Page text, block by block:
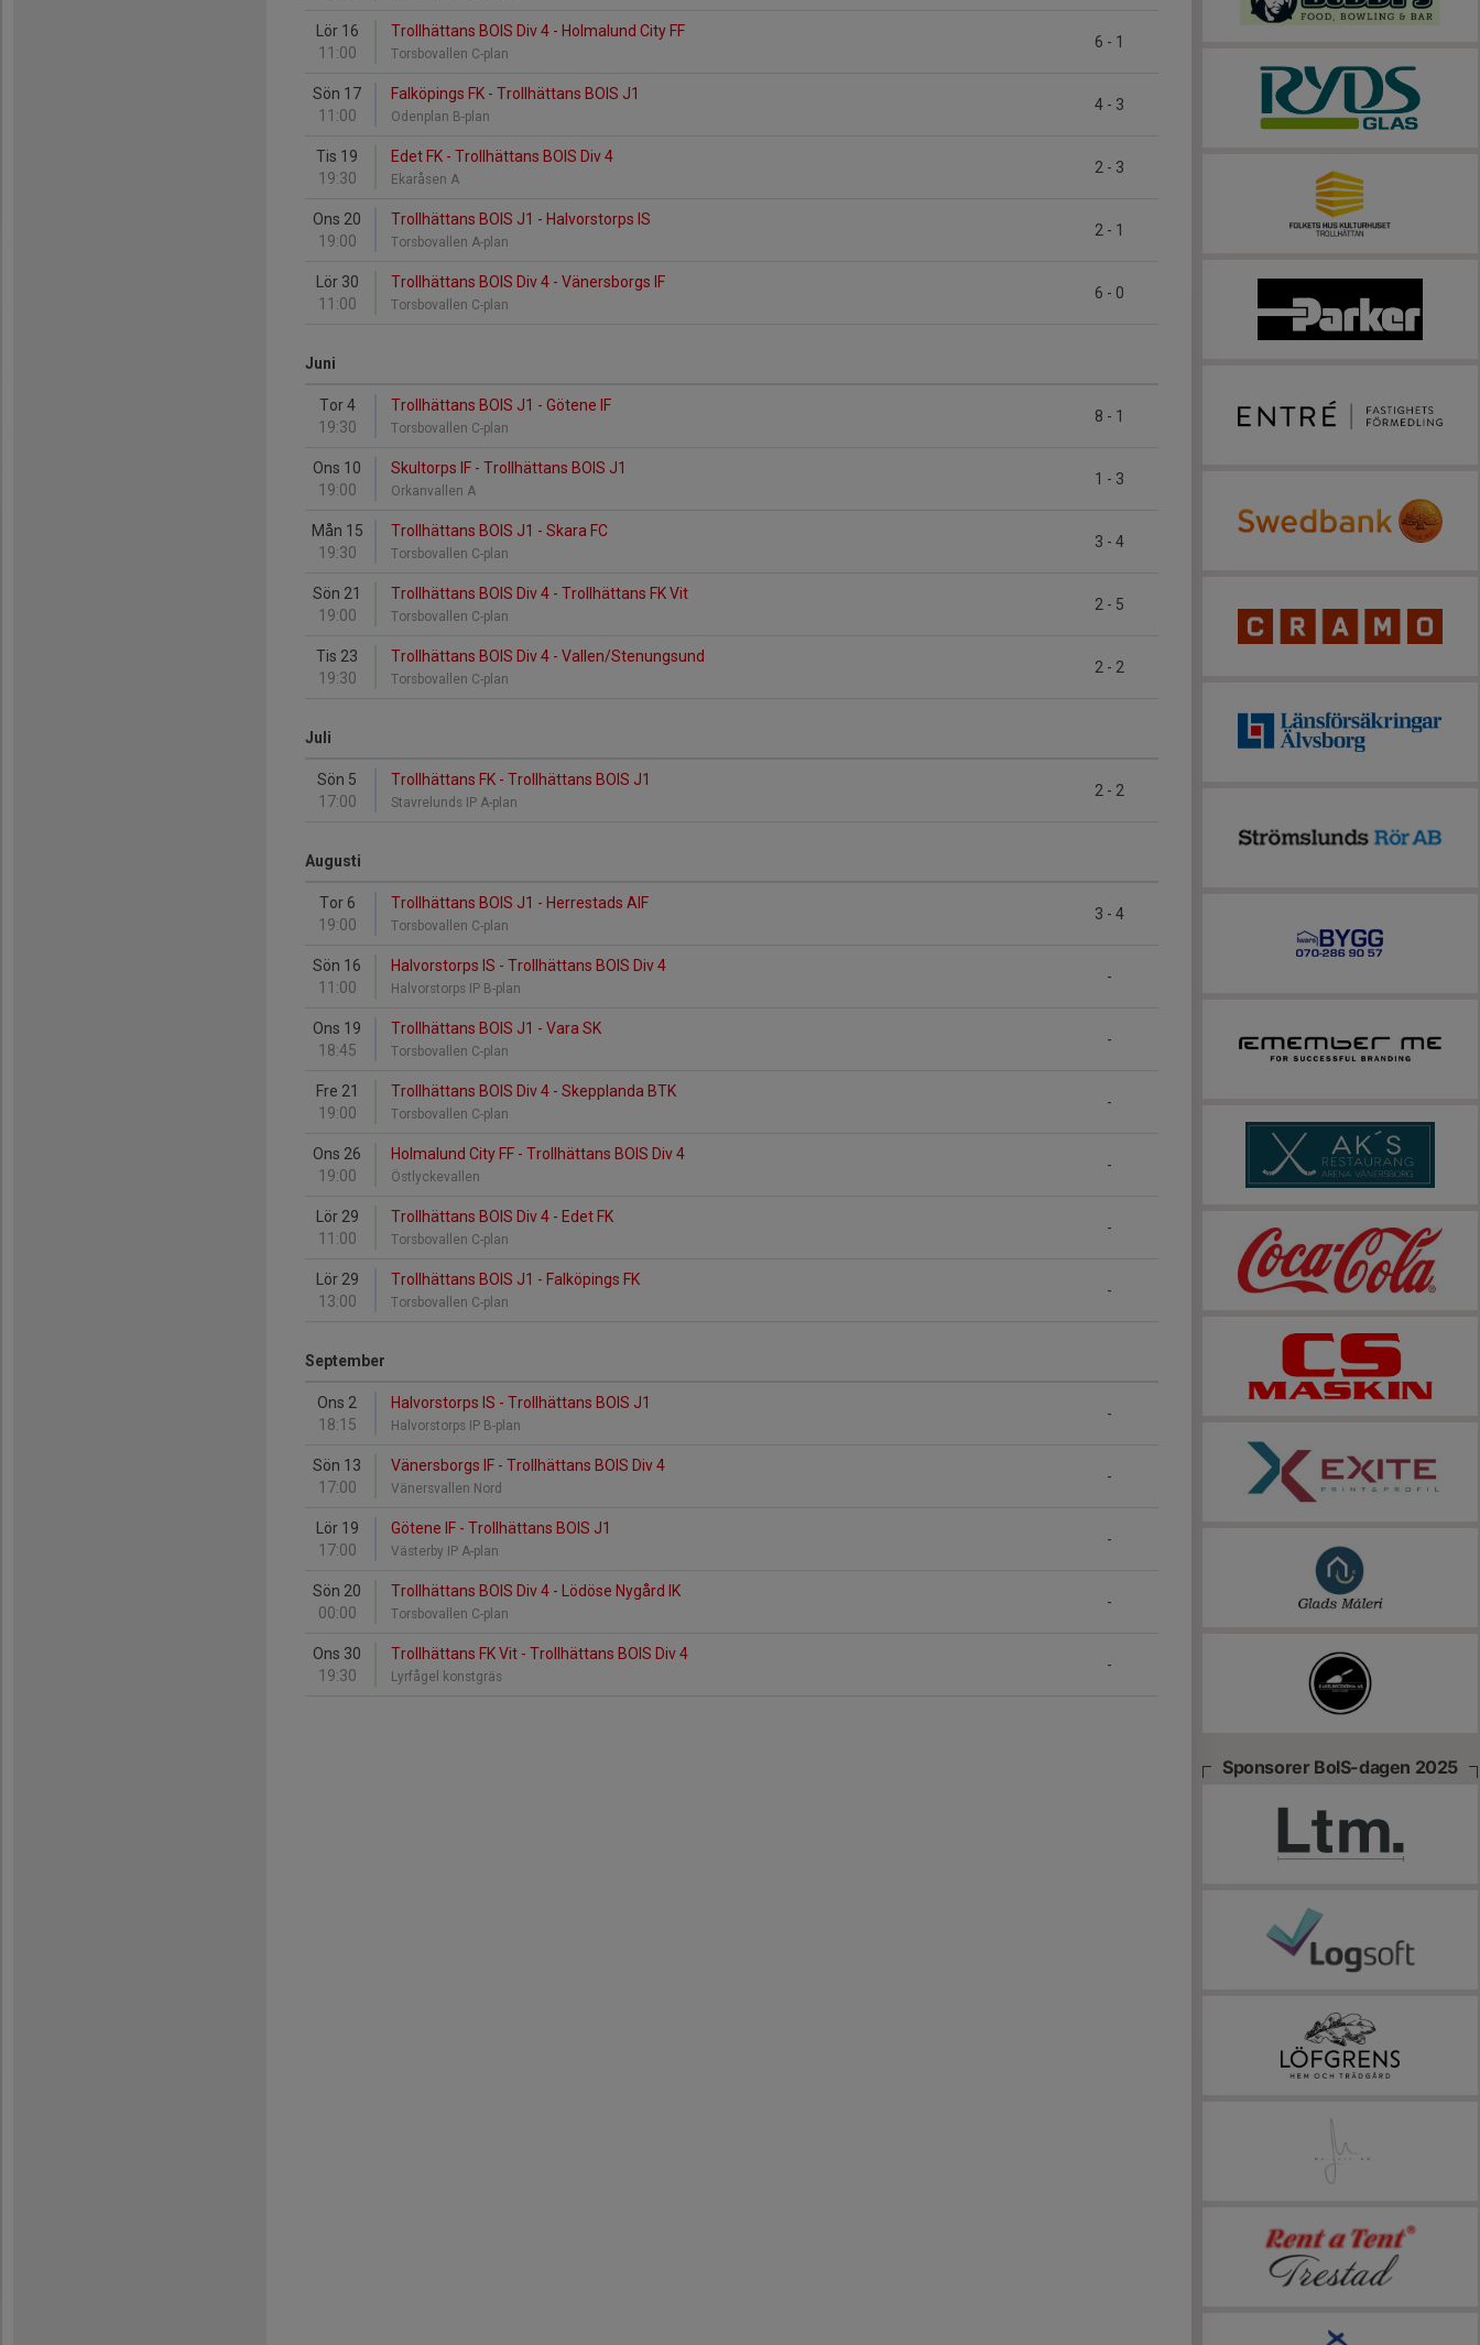
Lör 16
11:00
6 - 1
Trollhättans BOIS Div 4 - Holmalund City FF
Torsbovallen C-plan
Sön 17
11:00
4 - 3
Falköpings FK - Trollhättans BOIS J1
Odenplan B-plan
Tis 19
19:30
2 - 3
Edet FK - Trollhättans BOIS Div 4
Ekaråsen A
Ons 20
19:00
2 - 1
Trollhättans BOIS J1 - Halvorstorps IS
Torsbovallen A-plan
Lör 30
11:00
6 - 0
Trollhättans BOIS Div 4 - Vänersborgs IF
Torsbovallen C-plan
Juni
Tor 4
19:30
8 - 1
Trollhättans BOIS J1 - Götene IF
Torsbovallen C-plan
Ons 10
19:00
1 - 3
Skultorps IF - Trollhättans BOIS J1
Orkanvallen A
Mån 15
19:30
3 - 4
Trollhättans BOIS J1 - Skara FC
Torsbovallen C-plan
Sön 21
19:00
2 - 5
Trollhättans BOIS Div 4 - Trollhättans FK Vit
Torsbovallen C-plan
Tis 23
19:30
2 - 2
Trollhättans BOIS Div 4 - Vallen/Stenungsund
Torsbovallen C-plan
Juli
Sön 5
17:00
2 - 2
Trollhättans FK - Trollhättans BOIS J1
Stavrelunds IP A-plan
Augusti
Tor 6
19:00
3 - 4
Trollhättans BOIS J1 - Herrestads AIF
Torsbovallen C-plan
Sön 16
11:00
-
Halvorstorps IS - Trollhättans BOIS Div 4
Halvorstorps IP B-plan
Ons 19
18:45
-
Trollhättans BOIS J1 - Vara SK
Torsbovallen C-plan
Fre 21
19:00
-
Trollhättans BOIS Div 4 - Skepplanda BTK
Torsbovallen C-plan
Ons 26
19:00
-
Holmalund City FF - Trollhättans BOIS Div 4
Östlyckevallen
Lör 29
11:00
-
Trollhättans BOIS Div 4 - Edet FK
Torsbovallen C-plan
Lör 29
13:00
-
Trollhättans BOIS J1 - Falköpings FK
Torsbovallen C-plan
September
Ons 2
18:15
-
Halvorstorps IS - Trollhättans BOIS J1
Halvorstorps IP B-plan
Sön 13
17:00
-
Vänersborgs IF - Trollhättans BOIS Div 4
Vänersvallen Nord
Lör 19
17:00
-
Götene IF - Trollhättans BOIS J1
Västerby IP A-plan
Sön 20
00:00
-
Trollhättans BOIS Div 4 - Lödöse Nygård IK
Torsbovallen C-plan
Ons 30
19:30
-
Trollhättans FK Vit - Trollhättans BOIS Div 4
Lyrfågel konstgräs
Sponsorer BoIS-dagen 2025